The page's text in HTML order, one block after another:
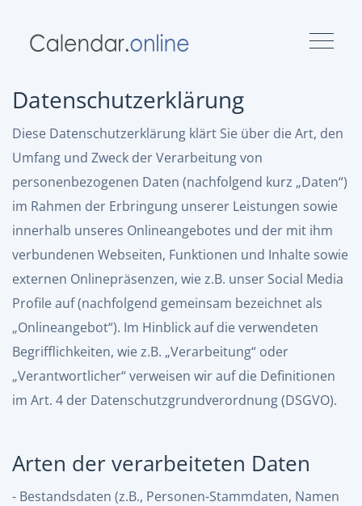
Datenschutzerklärung
Diese Datenschutzerklärung klärt Sie über die Art, den
Umfang und Zweck der Verarbeitung von
personenbezogenen Daten (nachfolgend kurz „Daten“)
im Rahmen der Erbringung unserer Leistungen sowie
innerhalb unseres Onlineangebotes und der mit ihm
verbundenen Webseiten, Funktionen und Inhalte sowie
externen Onlinepräsenzen, wie z.B. unser Social Media
Profile auf (nachfolgend gemeinsam bezeichnet als
„Onlineangebot“). Im Hinblick auf die verwendeten
Begrifflichkeiten, wie z.B. „Verarbeitung“ oder
„Verantwortlicher“ verweisen wir auf die Definitionen
im Art. 4 der Datenschutzgrundverordnung (DSGVO).
Arten der verarbeiteten Daten
- Bestandsdaten (z.B., Personen-Stammdaten, Namen